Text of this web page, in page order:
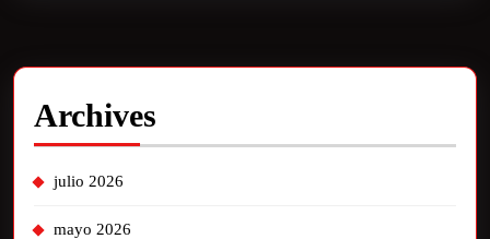
Archives
julio 2026
mayo 2026